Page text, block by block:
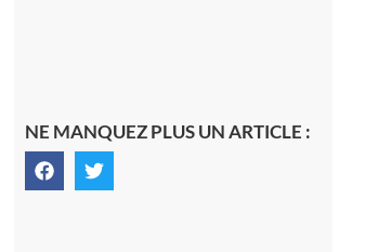
NE MANQUEZ PLUS UN ARTICLE :